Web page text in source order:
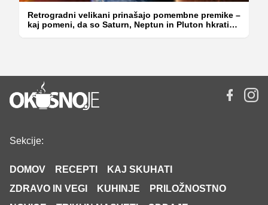
Retrogradni velikani prinašajo pomembne premike –
kaj pomeni, da so Saturn, Neptun in Pluton hkrati
Sekcije:
DOMOV RECEPTI
KAJ SKUHATI
ZDRAVO IN VEGI
KUHINJE
PRILOŽNOSTNO